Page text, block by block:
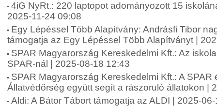
4iG NyRt.: 220 laptopot adományozott 15
2025-11-24 09:08
Egy Lépéssel Több Alapítvány: Andrásfi Tibor
támogatja az Egy Lépéssel Több Alapítványt |
SPAR Magyarország Kereskedelmi Kft.: Az
SPAR-nál | 2025-08-18 12:43
SPAR Magyarország Kereskedelmi Kft.: A SPAR
Állatvédőrség együtt segít a rászoruló állatokon |
Aldi: A Bátor Tábort támogatja az ALDI | 2025-